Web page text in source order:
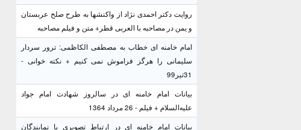
روایت دکتر احمدی نژاد از واکنشها به طرح صلح عربستان
و یمن در مصاحبه با العربی قطر+ متن و فیلم مصاحبه
امام خامنه ای خطاب به مصطفی الکاظمی: ترور سردار
سلیمانی را هرگز فراموش نمی کنیم + نکته خوانی -
31تیر99
بیانات امام خامنه ای در سالروز شهادت امام جواد
علیه‌السلام + فیلم - 26 مرداد 1364
بیانات امام خامنه ای در ارتباط تصویری با نمایندگان